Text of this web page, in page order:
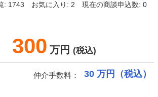
: 1743 お気に入り: 2 現在の商談申込数: 0
300 万円 (税込)
仲介手数料： 30 万円（税込）